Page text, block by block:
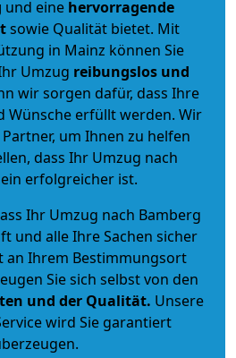
und eine hervorragende
sowie Qualität bietet. Mit
in Mainz können Sie
Umzug reibungslos und
wir sorgen dafür, dass Ihre
Wünsche erfüllt werden. Wir
um Ihnen zu helfen
dass Ihr Umzug nach
erfolgreicher ist.
Ihr Umzug nach Bamberg
und alle Ihre Sachen sicher
an Ihrem Bestimmungsort
Sie sich selbst von den
und der Qualität. Unsere
wird Sie garantiert